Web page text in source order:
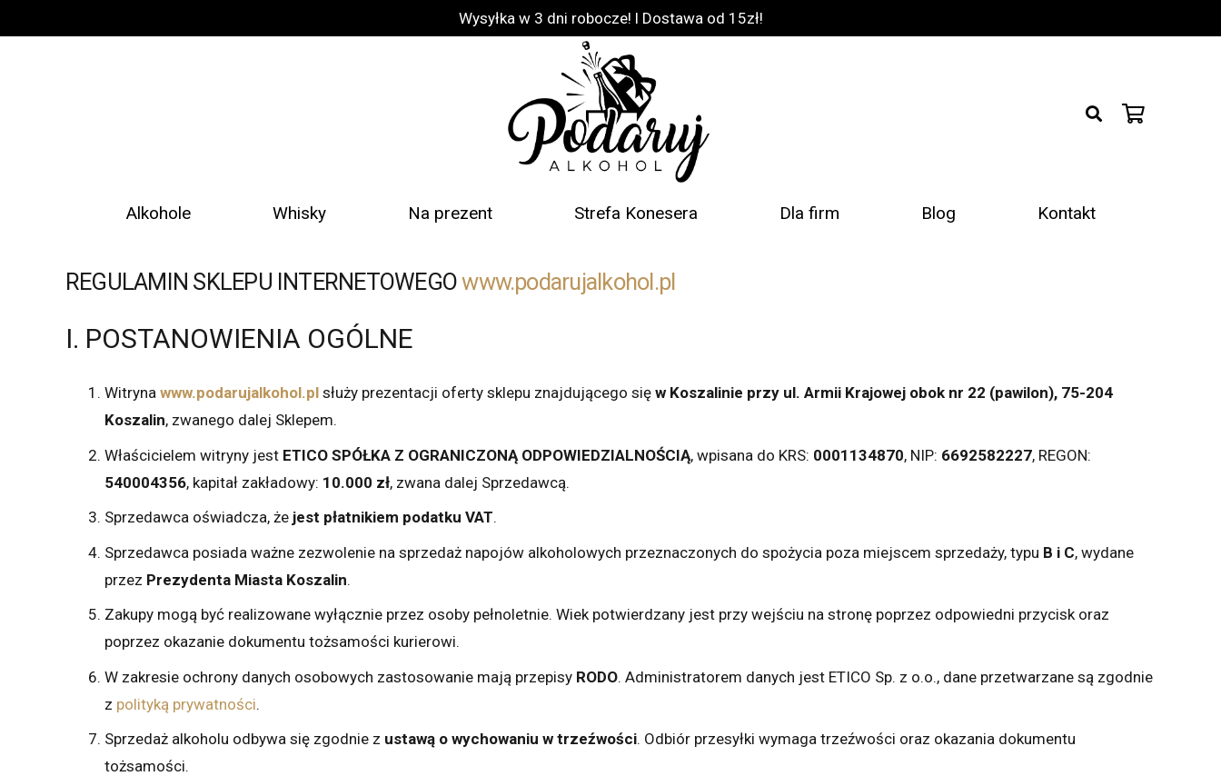
Wysyłka w 3 dni robocze! l Dostawa od 15zł!
Alkohole Whisky Na prezent Strefa Konesera Dla firm Blog Kontakt
REGULAMIN SKLEPU INTERNETOWEGOwww.podarujalkohol.pl
I. POSTANOWIENIA OGÓLNE
Witryna www.podarujalkohol.plsłuży prezentacji oferty sklepu znajdującego się w Koszalinie przy ul. Armii Krajowej obok nr 22 (pawilon), 75-204
Koszalin, zwanego dalej Sklepem.
Właścicielem witryny jest ETICO SPÓŁKA Z OGRANICZONĄ ODPOWIEDZIALNOŚCIĄ, wpisana do KRS: 0001134870, NIP: 6692582227, REGON:
540004356, kapitał zakładowy: 10.000 zł, zwana dalej Sprzedawcą.
Sprzedawca oświadcza, że jest płatnikiem podatku VAT.
Sprzedawca posiada ważne zezwolenie na sprzedaż napojów alkoholowych przeznaczonych do spożycia poza miejscem sprzedaży, typu B i C, wydane
przez Prezydenta Miasta Koszalin.
Zakupy mogą być realizowane wyłącznie przez osoby pełnoletnie. Wiek potwierdzany jest przy wejściu na stronę poprzez odpowiedni przycisk oraz
poprzez okazanie dokumentu tożsamości kurierowi.
W zakresie ochrony danych osobowych zastosowanie mają przepisy RODO. Administratorem danych jest ETICO Sp. z o.o., dane przetwarzane są zgodnie
z polityką prywatności.
Sprzedaż alkoholu odbywa się zgodnie z ustawą o wychowaniu w trzeźwości. Odbiór przesyłki wymaga trzeźwości oraz okazania dokumentu
tożsamości.